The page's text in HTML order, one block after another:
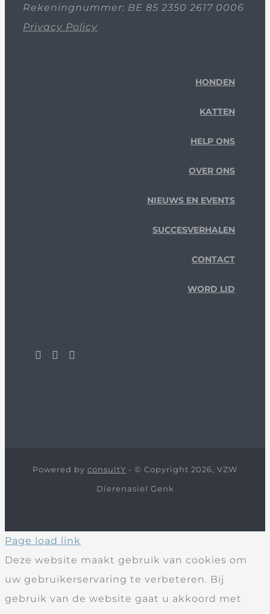
Rekeningnummer: BE 85 2350 2617 0006
Privacy Policy
HONDEN
KATTEN
HELP ONS
OVER ONS
NIEUWS EN EVENTS
SUCCESVERHALEN
CONTACT
WORD LID
Powered by consultY - © Copyright 2026, VZW
Dierenasiel Genk
Page load link
Deze website maakt gebruik van cookies om
uw gebruikerservaring te verbeteren. Bij
gebruik van de website gaat u akkoord met